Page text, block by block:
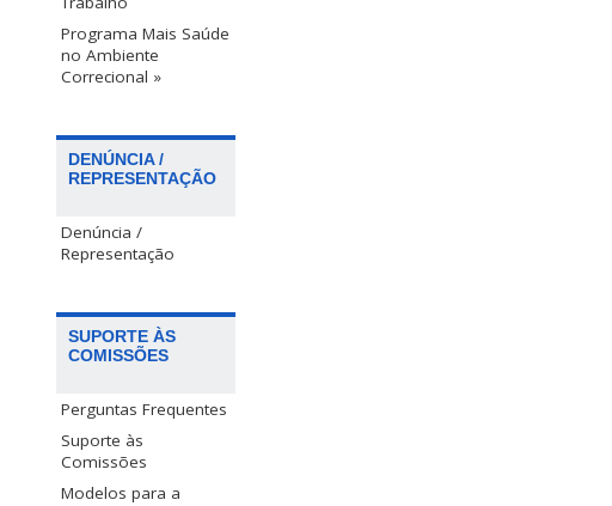
Programa Mais Saúde
no Ambiente
Correcional »
DENÚNCIA /
REPRESENTAÇÃO
Denúncia /
Representação
SUPORTE ÀS
COMISSÕES
Perguntas Frequentes
Suporte às
Comissões
Modelos para a